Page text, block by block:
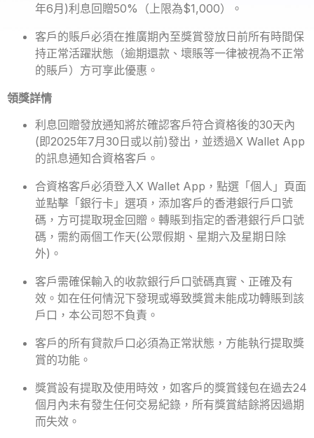
年6月)利息回贈50%（上限為$1,000）。
客戶的賬戶必須在推廣期內至獎賞發放日前所有時間保
持正常活躍狀態（逾期還款、壞賬等一律被視為不正常
的賬戶）方可享此優惠。
領獎詳情
利息回贈發放通知將於確認客戶符合資格後的30天內
(即2025年7月30日或以前)發出，並透過X Wallet App
的訊息通知合資格客戶。
合資格客戶必須登入X Wallet App，點選「個人」頁面
並點擊「銀行卡」選項，添加客戶的香港銀行戶口號
碼，方可提取現金回贈。轉賬到指定的香港銀行戶口號
碼，需約兩個工作天(公眾假期、星期六及星期日除
外)。
客戶需確保輸入的收款銀行戶口號碼真實、正確及有
效。如在任何情況下發現或導致獎賞未能成功轉賬到該
戶口，本公司恕不負責。
客戶的所有貸款戶口必須為正常狀態，方能執行提取獎
賞的功能。
獎賞設有提取及使用時效，如客戶的獎賞錢包在過去24
個月內未有發生任何交易紀錄，所有獎賞結餘將因過期
而失效。